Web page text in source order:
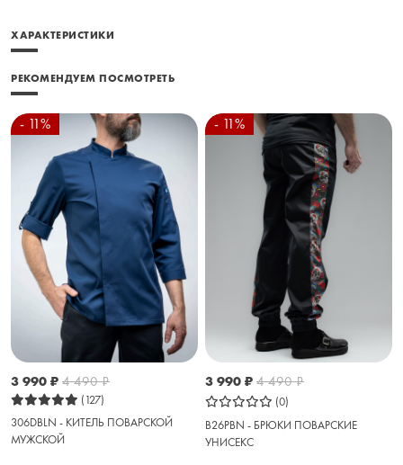
ХАРАКТЕРИСТИКИ
РЕКОМЕНДУЕМ ПОСМОТРЕТЬ
- 11%
3 990 ₽ 4 490₽
(127)
306DBLN - КИТЕЛЬ ПОВАРСКОЙ
МУЖСКОЙ
- 11%
3 990 ₽ 4 490₽
(0)
B26PBN - БРЮКИ ПОВАРСКИЕ
УНИСЕКС